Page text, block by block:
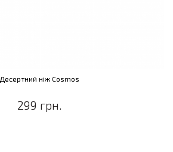
Десертний ніж Cosmos
299 грн.